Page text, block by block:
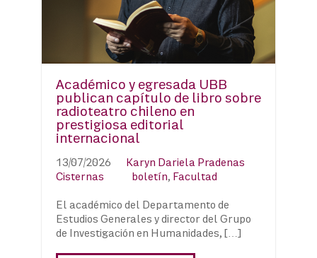
Académico y egresada UBB
publican capítulo de libro sobre
radioteatro chileno en
prestigiosa editorial
internacional
13/07/2026
Karyn Dariela Pradenas
Cisternas
boletín, Facultad
El académico del Departamento de
Estudios Generales y director del Grupo
de Investigación en Humanidades, […]